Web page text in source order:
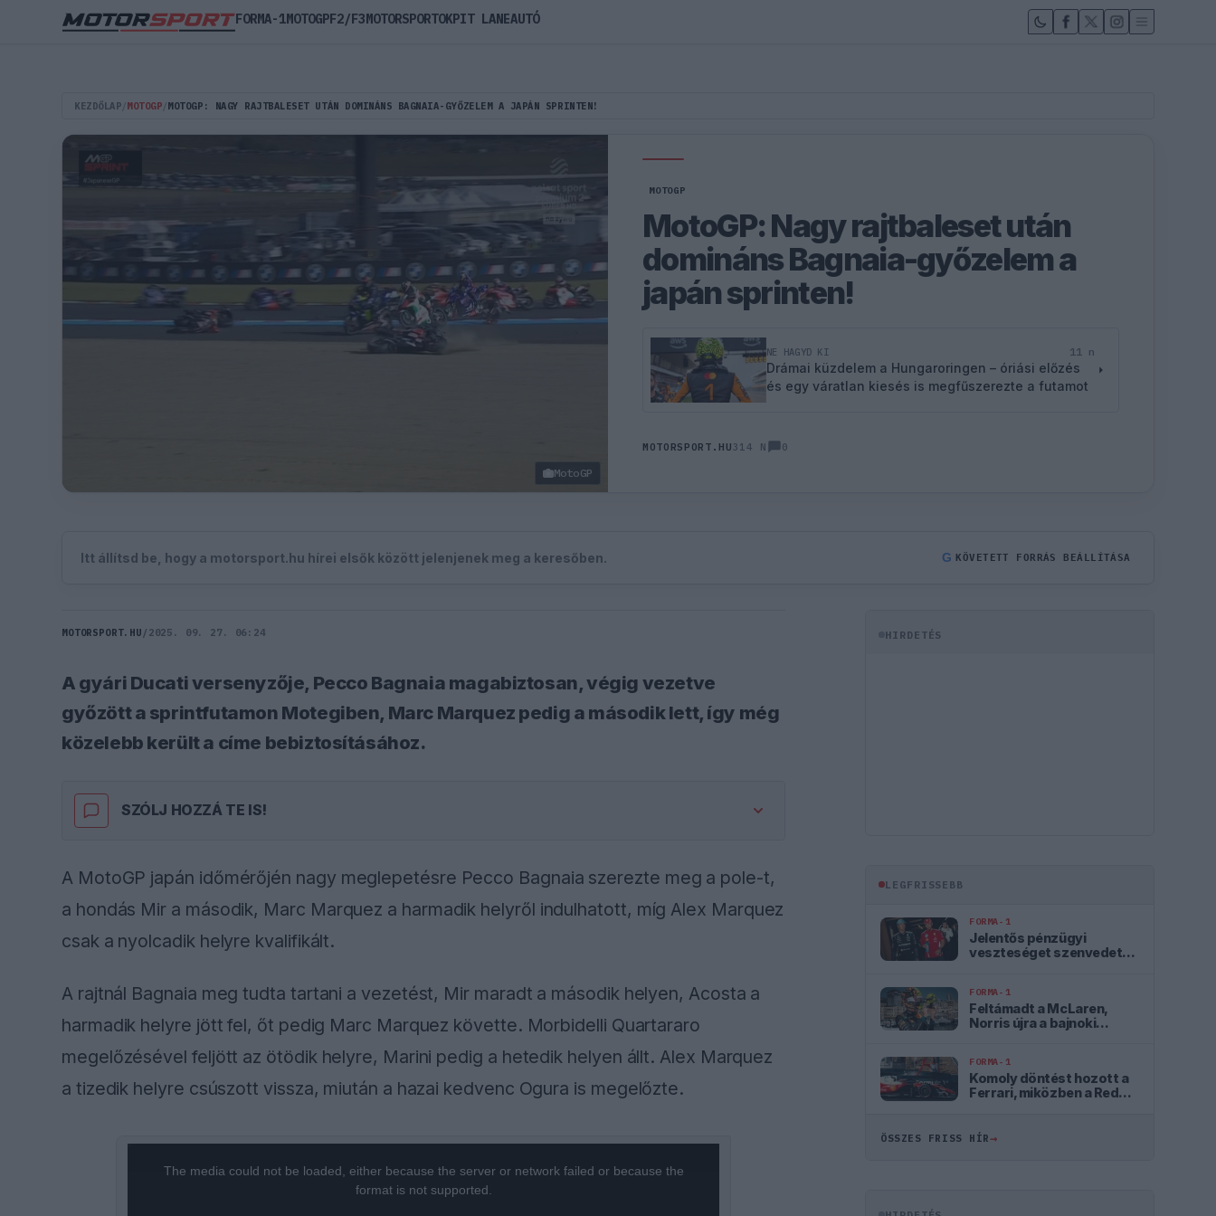
KEZDŐLAP MOTOGP MOTOGP: NAGY RAJTBALESET UTÁN DOMINÁNS BAGNAIA-GYŐZELEM A JAPÁN SPRINTEN!
MotoGP
MOTOGP
MotoGP: Nagy rajtbaleset után
domináns Bagnaia-győzelem a
japán sprinten!
NE HAGYD KI 11 n
Drámai küzdelem a Hungaroringen – óriási előzés
és egy váratlan kiesés is megfűszerezte a futamot
MOTORSPORT.HU314 N 0
Itt állítsd be, hogy a motorsport.hu hírei elsők között jelenjenek meg a keresőben. G KÖVETETT FORRÁS BEÁLLÍTÁSA
MOTORSPORT.HU / 2025. 09. 27. 06:24
A gyári Ducati versenyzője, Pecco Bagnaia magabiztosan, végig vezetve
győzött a sprintfutamon Motegiben, Marc Marquez pedig a második lett, így még
közelebb került a címe bebiztosításához.
SZÓLJ HOZZÁ TE IS!
A MotoGP japán időmérőjén nagy meglepetésre Pecco Bagnaia szerezte meg a pole-t,
a hondás Mir a második, Marc Marquez a harmadik helyről indulhatott, míg Alex Marquez
csak a nyolcadik helyre kvalifikált.
A rajtnál Bagnaia meg tudta tartani a vezetést, Mir maradt a második helyen, Acosta a
harmadik helyre jött fel, őt pedig Marc Marquez követte. Morbidelli Quartararo
megelőzésével feljött az ötödik helyre, Marini pedig a hetedik helyen állt. Alex Marquez
a tizedik helyre csúszott vissza, miután a hazai kedvenc Ogura is megelőzte.
The media could not be loaded, either because the server or network failed or because the
format is not supported.
HIRDETÉS
LEGFRISSEBB
FORMA-1
Jelentős pénzügyi
veszteséget szenvedett
FORMA-1
Feltámadt a McLaren,
Norris újra a bajnoki
FORMA-1
Komoly döntést hozott a
Ferrari, miközben a Red
ÖSSZES FRISS HÍR→
FORMA-1MOTOGPF2/F3MOTORSPORTOKPIT LANEAUTÓ